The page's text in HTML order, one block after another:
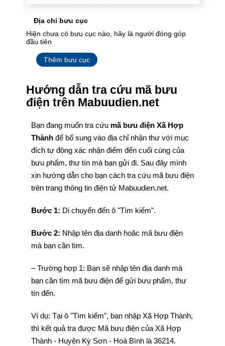
Địa chỉ bưu cục
Hiện chưa có bưu cục nào, hãy là người đóng góp
đầu tiên
Thêm bưu cục
Hướng dẫn tra cứu mã bưu
điện trên Mabuudien.net
Bạn đang muốn tra cứu mã bưu điện Xã Hợp
Thành để bổ sung vào địa chỉ nhận thư với mục
đích tự động xác nhận điểm đến cuối cùng của
bưu phẩm, thư tín mà bạn gửi đi. Sau đây mình
xin hướng dẫn cho bạn cách tra cứu mã bưu điện
trên trang thông tin điện tử Mabuudien.net.
Bước 1: Di chuyển đến ô "Tìm kiếm".
Bước 2: Nhập tên địa danh hoặc mã bưu điện
mà bạn cần tìm.
– Trường hợp 1: Bạn sẽ nhập tên địa danh mà
bạn cần tìm mã bưu điện để gửi bưu phẩm, thư
tín đến.
Ví dụ: Tại ô "Tìm kiếm", bạn nhập Xã Hợp Thành,
thì kết quả tra được Mã bưu điện của Xã Hợp
Thành - Huyện Kỳ Sơn - Hoà Bình là 36214.